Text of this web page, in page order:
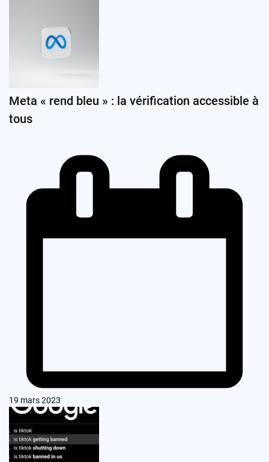
Meta « rend bleu » : la vérification accessible à
tous
19 mars 2023